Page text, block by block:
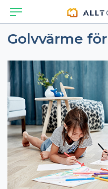
Golvvärme